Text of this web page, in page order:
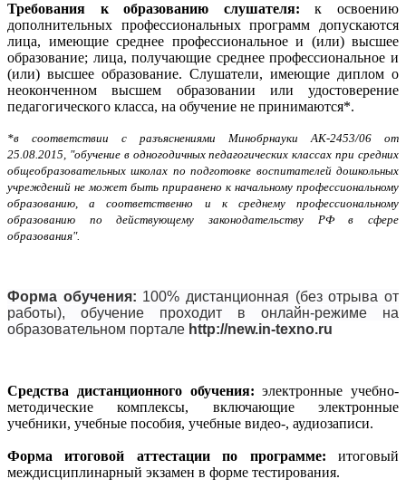
Требования к образованию слушателя: к освоению
дополнительных профессиональных программ допускаются
лица, имеющие среднее профессиональное и (или) высшее
образование; лица, получающие среднее профессиональное и
(или) высшее образование. Слушатели, имеющие диплом о
неоконченном высшем образовании или удостоверение
педагогического класса, на обучение не принимаются*.
*в соответствии с разъяснениями Минобрнауки АК-2453/06 от
25.08.2015, "обучение в одногодичных педагогических классах при средних
общеобразовательных школах по подготовке воспитателей дошкольных
учреждений не может быть приравнено к начальному профессиональному
образованию, а соответственно и к среднему профессиональному
образованию по действующему законодательству РФ в сфере
образования".
Форма обучения: 100% дистанционная (без отрыва от
работы), обучение проходит в онлайн-режиме на
образовательном портале http://new.in-texno.ru
Средства дистанционного обучения: электронные учебно-
методические комплексы, включающие электронные
учебники, учебные пособия, учебные видео-, аудиозаписи.
Форма итоговой аттестации по программе: итоговый
междисциплинарный экзамен в форме тестирования.